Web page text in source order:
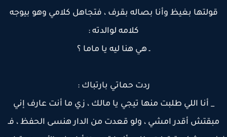
قولتها بغيظ وأنا بصاله بقرف ، فتجاهل كلامي وهو بيوجه
كلامه لوالدته :
ـ هي هنا ليه يا ماما ؟
ردت حماتي بارتباك :
_ أنا اللي طلبت منها تيجي يا مالك ، زي ما أنت عارف إني
أقدر امشي ، ولو قعدت من الدار هنسى الحفظ ، فـ